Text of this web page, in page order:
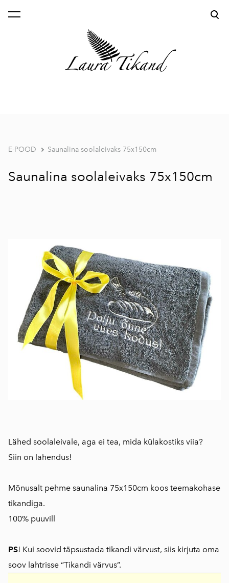
lisati ostukorvi.
E-POOD Saunalina soolaleivaks 75x150cm
Saunalina soolaleivaks 75x150cm
Lähed soolaleivale, aga ei tea, mida külakostiks viia?
Siin on lahendus!
Mõnusalt pehme saunalina 75x150cm koos teemakohase
tikandiga.
100% puuvill
PS! Kui soovid täpsustada tikandi värvust, siis kirjuta oma
soov lahtrisse “Tikandi värvus”.